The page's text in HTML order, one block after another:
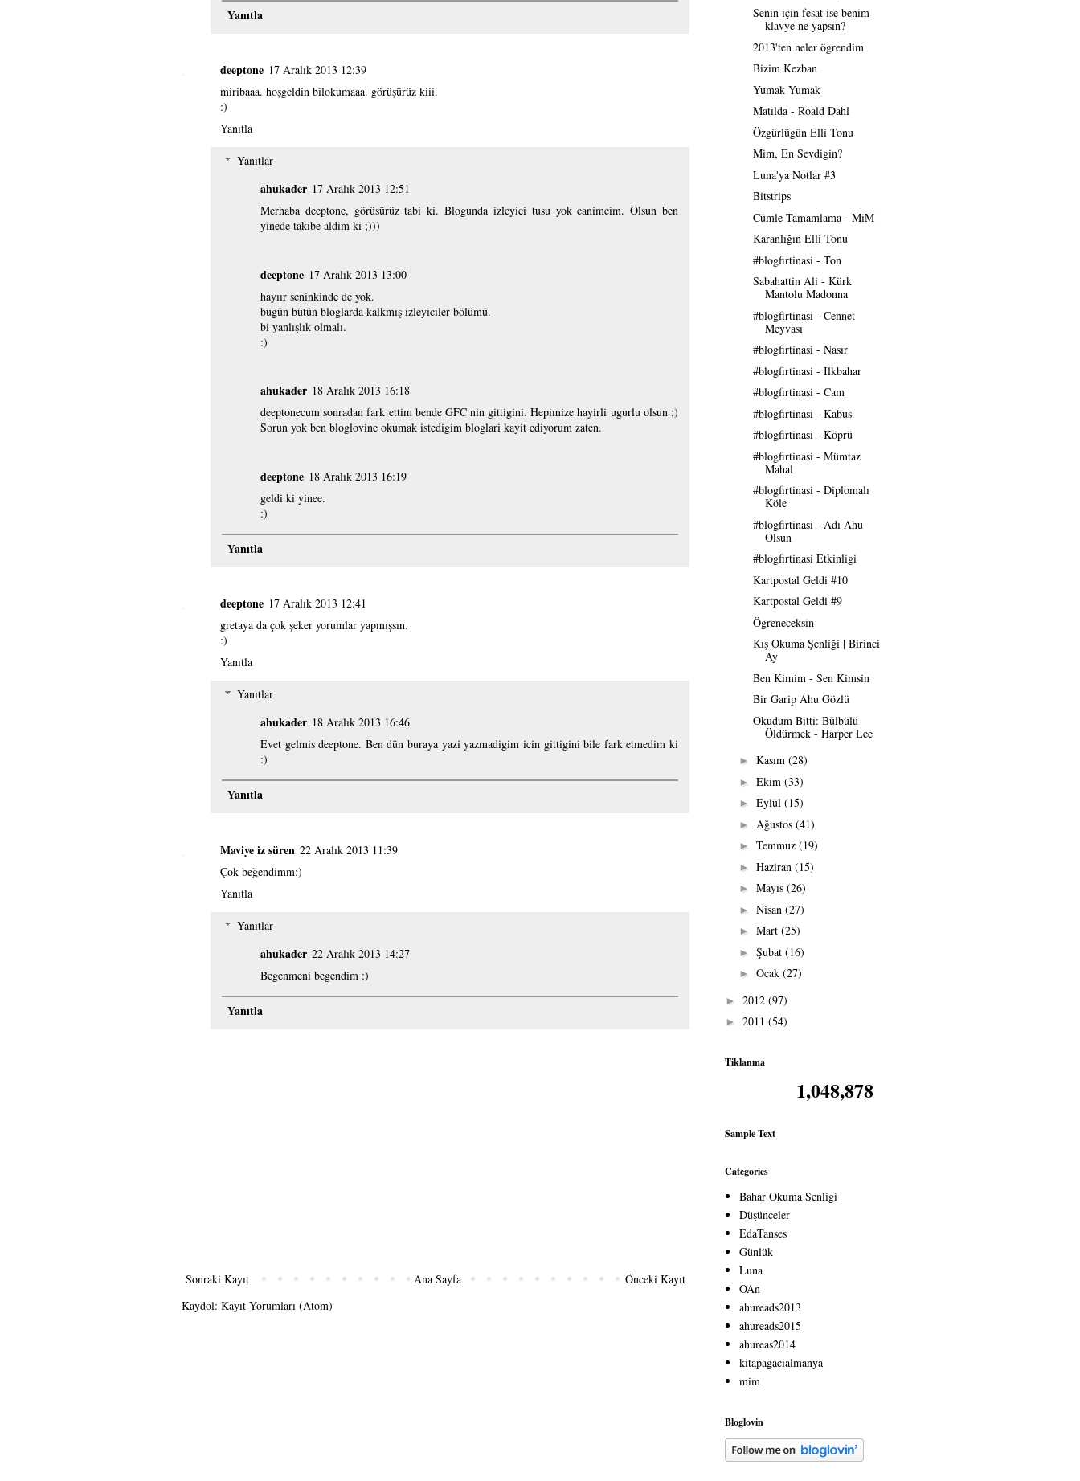
Yanıtla
deeptone 17 Aralık 2013 12:39
miribaaa. hoşgeldin bilokumaaa. görüşürüz kiii.
:)
Yanıtla
Yanıtlar
ahukader 17 Aralık 2013 12:51
Merhaba deeptone, görüsürüz tabi ki. Blogunda izleyici tusu yok canimcim. Olsun ben
yinede takibe aldim ki ;)))
deeptone 17 Aralık 2013 13:00
hayıır seninkinde de yok.
bugün bütün bloglarda kalkmış izleyiciler bölümü.
bi yanlışlık olmalı.
:)
ahukader 18 Aralık 2013 16:18
deeptonecum sonradan fark ettim bende GFC nin gittigini. Hepimize hayirli ugurlu olsun ;)
Sorun yok ben bloglovine okumak istedigim bloglari kayit ediyorum zaten.
deeptone 18 Aralık 2013 16:19
geldi ki yinee.
:)
Yanıtla
deeptone 17 Aralık 2013 12:41
gretaya da çok şeker yorumlar yapmışsın.
:)
Yanıtla
Yanıtlar
ahukader 18 Aralık 2013 16:46
Evet gelmis deeptone. Ben dün buraya yazi yazmadigim icin gittigini bile fark etmedim ki
:)
Yanıtla
Maviye iz süren 22 Aralık 2013 11:39
Çok beğendimm:)
Yanıtla
Yanıtlar
ahukader 22 Aralık 2013 14:27
Begenmeni begendim :)
Yanıtla
Sonraki Kayıt Önceki Kayıt
Ana Sayfa
Kaydol: Kayıt Yorumları (Atom)
Senin için fesat ise benim
klavye ne yapsın?
2013'ten neler ögrendim
Bizim Kezban
Yumak Yumak
Matilda - Roald Dahl
Özgürlügün Elli Tonu
Mim, En Sevdigin?
Luna'ya Notlar #3
Bitstrips
Cümle Tamamlama - MiM
Karanlığın Elli Tonu
#blogfirtinasi - Ton
Sabahattin Ali - Kürk
Mantolu Madonna
#blogfirtinasi - Cennet
Meyvası
#blogfirtinasi - Nasır
#blogfirtinasi - Ilkbahar
#blogfirtinasi - Cam
#blogfirtinasi - Kabus
#blogfirtinasi - Köprü
#blogfirtinasi - Mümtaz
Mahal
#blogfirtinasi - Diplomalı
Köle
#blogfirtinasi - Adı Ahu
Olsun
#blogfirtinasi Etkinligi
Kartpostal Geldi #10
Kartpostal Geldi #9
Ögreneceksin
Kış Okuma Şenliği | Birinci
Ay
Ben Kimim - Sen Kimsin
Bir Garip Ahu Gözlü
Okudum Bitti: Bülbülü
Öldürmek - Harper Lee
► Kasım (28)
► Ekim (33)
► Eylül (15)
► Ağustos (41)
► Temmuz (19)
► Haziran (15)
► Mayıs (26)
► Nisan (27)
► Mart (25)
► Şubat (16)
► Ocak (27)
► 2012 (97)
► 2011 (54)
Tiklanma
1,048,878
Sample Text
Categories
Bahar Okuma Senligi
Düşünceler
EdaTanses
Günlük
Luna
OAn
ahureads2013
ahureads2015
ahureas2014
kitapagacialmanya
mim
Bloglovin